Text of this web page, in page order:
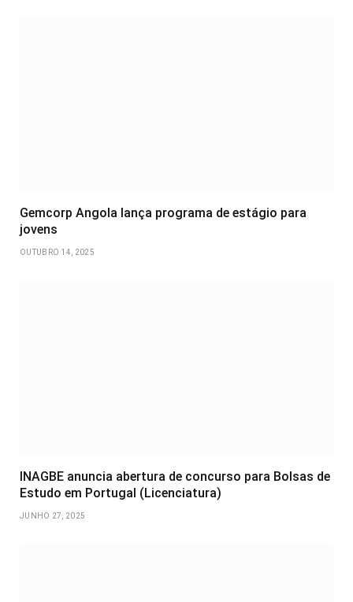
Gemcorp Angola lança programa de estágio para
jovens
OUTUBRO 14, 2025
INAGBE anuncia abertura de concurso para Bolsas de
Estudo em Portugal (Licenciatura)
JUNHO 27, 2025